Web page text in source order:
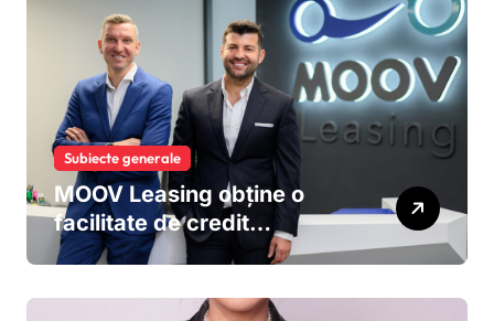
Subiecte generale
MOOV Leasing obține o
facilitate de credit
sindicalizat de 187 milioane
dezvoltării și extinderea